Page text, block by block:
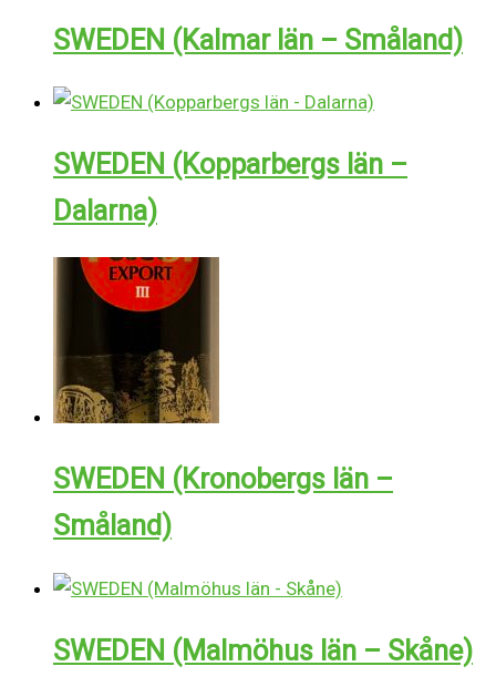
SWEDEN (Kalmar län – Småland)
SWEDEN (Kopparbergs län –
Dalarna)
SWEDEN (Kronobergs län –
Småland)
SWEDEN (Malmöhus län – Skåne)